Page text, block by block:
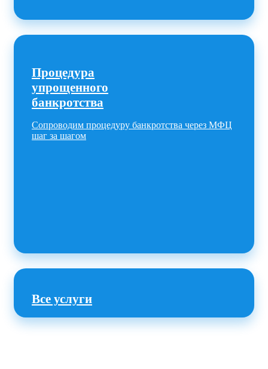
Процедура
упрощенного
банкротства
Сопроводим процедуру банкротства через МФЦ
шаг за шагом
Все услуги